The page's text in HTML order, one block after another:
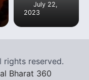
July 22,
2023
rights reserved.
Bharat 360